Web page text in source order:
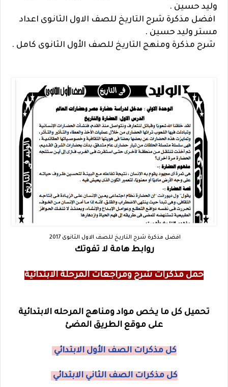
وليد حسين .
افضل مذكرة شرح التاريخ للصف الاول الثانوى اعداد
مستر وليد حسين .
شرح مذكرة ومنهج التاريخ للصف الأول الثانوى كامل .
افضل مذكرة شرح التاريخ للصف الاول الثانوى 2017
روابط هامة لا تفوتك
حمل مذكرات شرح ومراجعات المرحلة الابتدائية
تحميل كل ما يخص مواد ومناهج المرحله الابتدائية
على موقع الطريق المضئ
كل مذكرات الصف الأول الابتدائي
كل مذكرات الصف الثاني الابتدائي